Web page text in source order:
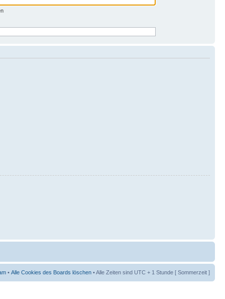
• Alle Cookies des Boards löschen • Alle Zeiten sind UTC + 1 Stunde [ Sommerzeit ]